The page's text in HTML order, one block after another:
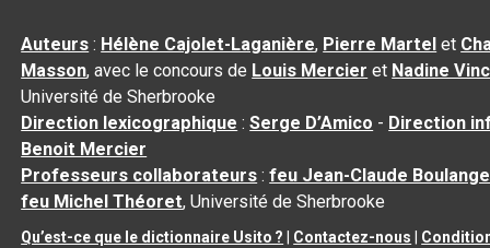
Auteurs : Hélène Cajolet-Laganière, Pierre Martel et
Masson, avec le concours de Louis Mercier et Nadine
Université de Sherbrooke
Direction lexicographique :Serge D’Amico - Direction
Benoit Mercier
Professeurs collaborateurs :feu Jean-Claude
feu Michel Théoret, Université de Sherbrooke
Qu’est-ce que le dictionnaire Usito ? Contactez-nous